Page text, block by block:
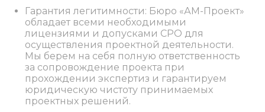
Гарантия легитимности: Бюро «АМ-Проект»
обладает всеми необходимыми
лицензиями и допусками СРО для
осуществления проектной деятельности.
Мы берем на себя полную ответственность
за сопровождение проекта при
прохождении экспертиз и гарантируем
юридическую чистоту принимаемых
проектных решений.